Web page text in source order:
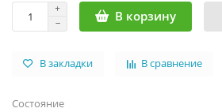
В корзину
В закладки В сравнение
Состояние